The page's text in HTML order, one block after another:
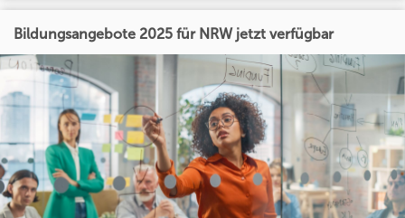
Bildungsangebote 2025 für NRW jetzt verfügbar